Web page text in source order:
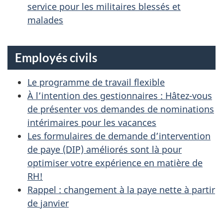
service pour les militaires blessés et
malades
Employés civils
Le programme de travail flexible
À l’intention des gestionnaires : Hâtez-vous
de présenter vos demandes de nominations
intérimaires pour les vacances
Les formulaires de demande d’intervention
de paye (DIP) améliorés sont là pour
optimiser votre expérience en matière de
RH!
Rappel : changement à la paye nette à partir
de janvier